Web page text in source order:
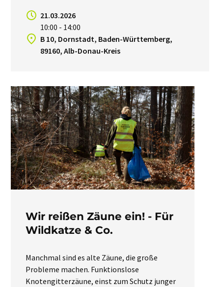
21.03.2026
10:00 - 14:00
B 10, Dornstadt, Baden-Württemberg,
89160, Alb-Donau-Kreis
Wir reißen Zäune ein! - Für
Wildkatze & Co.
Manchmal sind es alte Zäune, die große
Probleme machen. Funktionslose
Knotengitterzäune, einst zum Schutz junger